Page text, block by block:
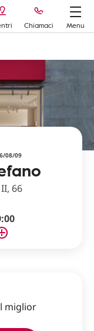
Chiamaci
Menu
08/09
66
miglior